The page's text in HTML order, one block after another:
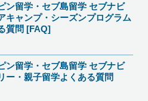
ン留学・セブ島留学 セブナビ
キャンプ・シーズンプログラム
質問 [FAQ]
ン留学・セブ島留学 セブナビ
ー・親子留学よくある質問